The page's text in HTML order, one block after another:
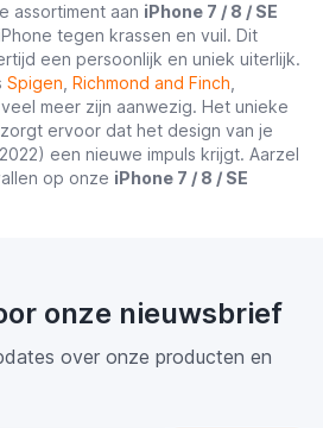
assortiment aan iPhone 7 / 8 / SE
tegen krassen en vuil. Dit
een persoonlijk en uniek uiterlijk.
Spigen Richmond and Finch
meer zijn aanwezig. Het unieke
ervoor dat het design van je
een nieuwe impuls krijgt. Aarzel
op onze iPhone 7 / 8 / SE
onze nieuwsbrief
over onze producten en